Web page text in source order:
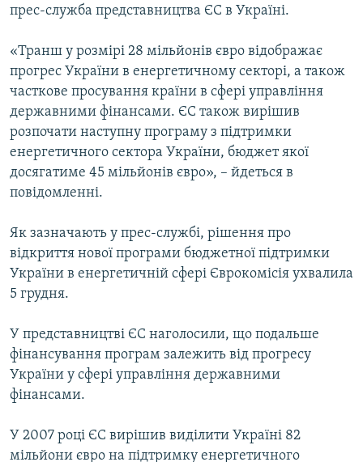
КТАТ
ДОЛУЧАЙСЯ!
Усі сайти RFE/RL
прес-служба представництва ЄС в Українi.
«Транш у розмiрi 28 мільйонів євро вiдображає
прогрес України в енергетичному секторi, а також
часткове просування країни в сферi управлiння
державними фiнансами. ЄС також вирiшив
розпочати наступну програму з пiдтримки
енергетичного сектора України, бюджет якої
досягатиме 45 мільйонів євро», – йдеться в
повiдомленнi.
Як зазначають у прес-службi, рiшення про
вiдкриття нової програми бюджетної пiдтримки
України в енергетичнiй сферi Єврокомiсiя ухвалила
5 грудня.
У представництві ЄС наголосили, що подальше
фiнансування програм залежить вiд прогресу
України у сферi управлiння державними
фiнансами.
У 2007 роцi ЄС вирiшив видiлити Українi 82
мільйони євро на пiдтримку енергетичного